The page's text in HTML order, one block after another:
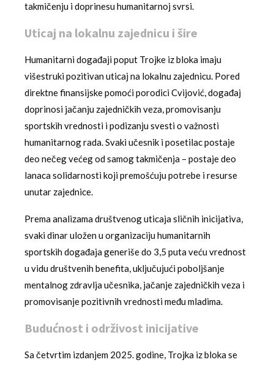
takmičenju i doprinesu humanitarnoj svrsi.
Uticaj na lokalnu zajednicu i šire
Humanitarni događaji poput Trojke iz bloka imaju
višestruki pozitivan uticaj na lokalnu zajednicu. Pored
direktne finansijske pomoći porodici Cvijović, događaj
doprinosi jačanju zajedničkih veza, promovisanju
sportskih vrednosti i podizanju svesti o važnosti
humanitarnog rada. Svaki učesnik i posetilac postaje
deo nečeg većeg od samog takmičenja – postaje deo
lanaca solidarnosti koji premošćuju potrebe i resurse
unutar zajednice.
Prema analizama društvenog uticaja sličnih inicijativa,
svaki dinar uložen u organizaciju humanitarnih
sportskih događaja generiše do 3,5 puta veću vrednost
u vidu društvenih benefita, uključujući poboljšanje
mentalnog zdravlja učesnika, jačanje zajedničkih veza i
promovisanje pozitivnih vrednosti među mladima.
Budućnost i održivost inicijative
Sa četvrtim izdanjem 2025. godine, Trojka iz bloka se